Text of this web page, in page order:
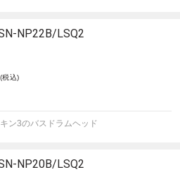
NP22B/LSQ2
(税込)
ン3のバスドラムヘッド
NP20B/LSQ2